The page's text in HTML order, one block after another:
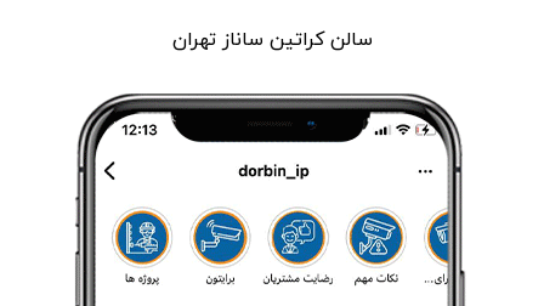
سالن کراتین ساناز تهران